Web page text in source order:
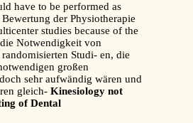
have to be performed as
der Physiotherapie
studies because of the
Notwendigkeit von
Studi- en, die
großen
sehr aufwändig wären und
gleich- Kinesiology not
of Dental